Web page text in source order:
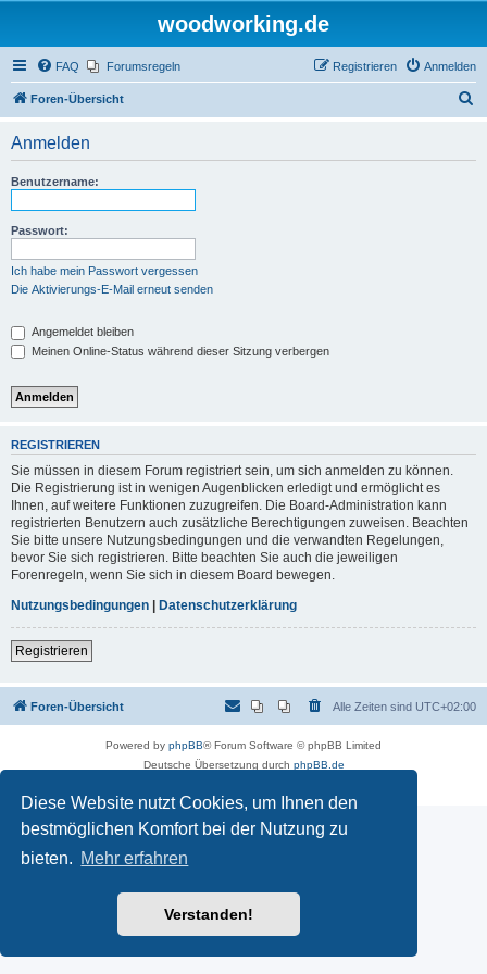
Diese Website nutzt Cookies, um Ihnen den
bestmöglichen Komfort bei der Nutzung zu
bieten. Mehr erfahren
Verstanden!
woodworking.de
FAQ Forumsregeln Anmelden
Registrieren
Foren-Übersicht
Anmelden
Benutzername:
Passwort:
Ich habe mein Passwort vergessen
Die Aktivierungs-E-Mail erneut senden
Angemeldet bleiben
Meinen Online-Status während dieser Sitzung verbergen
REGISTRIEREN
Sie müssen in diesem Forum registriert sein, um sich anmelden zu können.
Die Registrierung ist in wenigen Augenblicken erledigt und ermöglicht es
Ihnen, auf weitere Funktionen zuzugreifen. Die Board-Administration kann
registrierten Benutzern auch zusätzliche Berechtigungen zuweisen. Beachten
Sie bitte unsere Nutzungsbedingungen und die verwandten Regelungen,
bevor Sie sich registrieren. Bitte beachten Sie auch die jeweiligen
Forenregeln, wenn Sie sich in diesem Board bewegen.
Nutzungsbedingungen | Datenschutzerklärung
Registrieren
Foren-Übersicht Alle Zeiten sind UTC+02:00
Powered by phpBB® Forum Software © phpBB Limited
Deutsche Übersetzung durch phpBB.de